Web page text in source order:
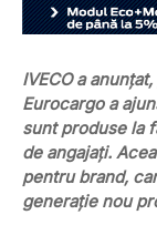
IVECO a
Eurocargo a
sunt produse la
de angajați.
pentru brand,
generație nou